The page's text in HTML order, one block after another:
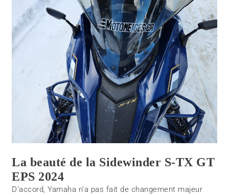
La beauté de la Sidewinder S-TX GT
EPS 2024
D’accord, Yamaha n’a pas fait de changement majeur